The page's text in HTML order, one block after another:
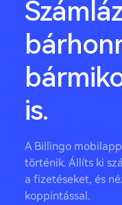
is.
A Billingo
történik. Állíts ki
a fizetéseket, és
koppintással.